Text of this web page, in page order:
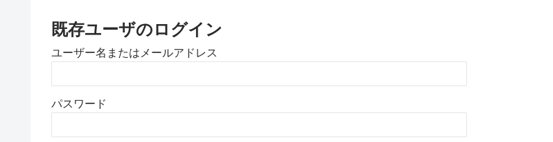
既存ユーザのログイン
ユーザー名またはメールアドレス
パスワード